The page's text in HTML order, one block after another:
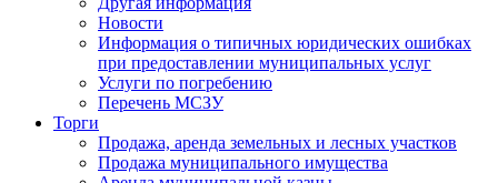
Новости
Информация о типичных юридических ошибках
при предоставлении муниципальных услуг
Услуги по погребению
Перечень МСЗУ
Торги
Продажа, аренда земельных и лесных участков
Продажа муниципального имущества